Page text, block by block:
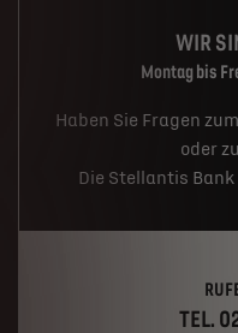
WIR
Montag bis
Haben Sie Fragen
oder
Die Stellantis
TEL.